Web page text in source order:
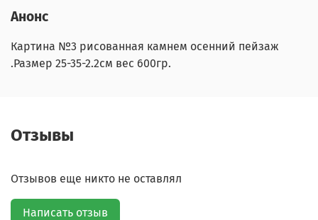
Анонс
Картина №3 рисованная камнем осенний пейзаж
.Размер 25-35-2.2см вес 600гр.
Отзывы
Отзывов еще никто не оставлял
Написать отзыв